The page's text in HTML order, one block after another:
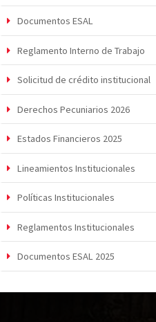
Documentos ESAL
Reglamento Interno de Trabajo
Solicitud de crédito institucional
Derechos Pecuniarios 2026
Estados Financieros 2025
Lineamientos Institucionales
Políticas Institucionales
Reglamentos Institucionales
Documentos ESAL 2025